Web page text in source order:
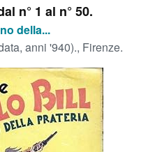
n° 1 al n° 50.
della...
anni '940)., Firenze.